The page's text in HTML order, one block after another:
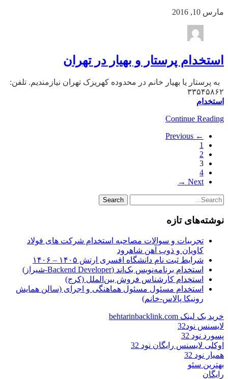
مارس 10, 2016
استخدام پرستار و بهیار در تهران
به پرستار یا بهیار خانم در محدوده کهریزک تهران نیازمندیم. تلفن:
۳۳۵۴۵۸۶۲
استخدام
Continue Reading
← Previous
1
2
3
4
Next →
نوشته‌های تازه
تجربیات و سوالات مصاحبه استخدام شرکت های فولاد
کاویان و ذوب آهن شاهرود
شرایط ثبت نام دانشگاه افسری ارتش ۱۴۰۵ – ۱۴۰۶
استخدام برنامه‌نویس بک‌اند (Backend Developer-شیراز)
استخدام کارشناس فروش بین‌الملل (کرج)
استخدام مسئول مسئول هماهنگی و اجرای (سالن همایش
رونیکا پالاس-خانم)
خرید بک لینک behtarinbacklink.com
لایسنس نود32
پسورد نود 32
اوکلی لایسنس رایگان نود 32
همیار نود 32
بهترین سئو
رایگان